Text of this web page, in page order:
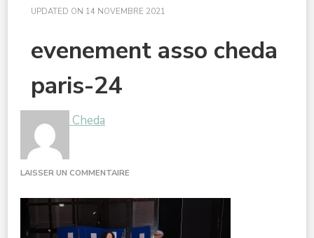
UPDATED ON 14 NOVEMBRE 2021
evenement asso cheda
paris-24
Cheda
LAISSER UN COMMENTAIRE
ASSO
CHEDA
PARIS-